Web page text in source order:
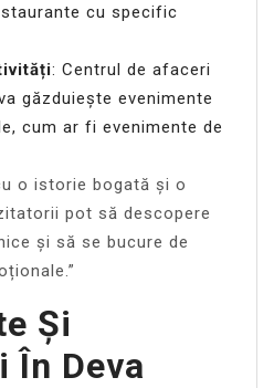
cu specific
: Centrul de afaceri
găzduiește evenimente
cum ar fi evenimente de
o istorie bogată și o
pot să descopere
și să se bucure de
Și
În Deva